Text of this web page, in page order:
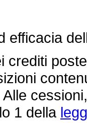
efficacia
1 della